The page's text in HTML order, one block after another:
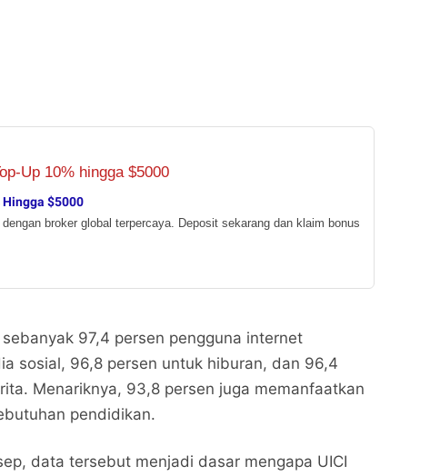
Hingga $5000
broker global terpercaya. Deposit sekarang dan klaim bonus
97,4 persen pengguna internet
sosial, 96,8 persen untuk hiburan, dan 96,4
Menariknya, 93,8 persen juga memanfaatkan
pendidikan.
data tersebut menjadi dasar mengapa UICI